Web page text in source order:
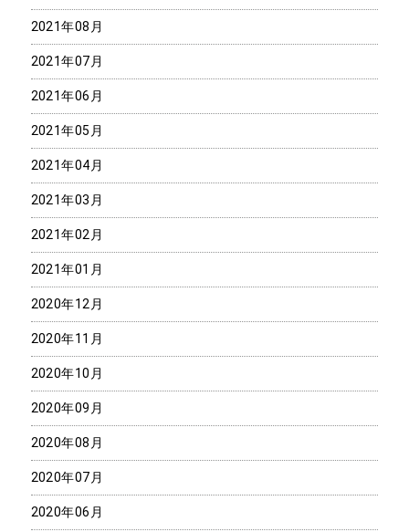
2021年08月
2021年07月
2021年06月
2021年05月
2021年04月
2021年03月
2021年02月
2021年01月
2020年12月
2020年11月
2020年10月
2020年09月
2020年08月
2020年07月
2020年06月